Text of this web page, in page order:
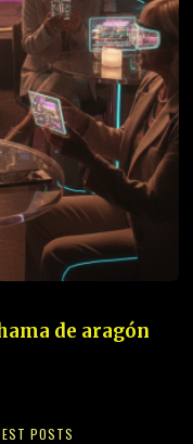
de aragón
POSTS